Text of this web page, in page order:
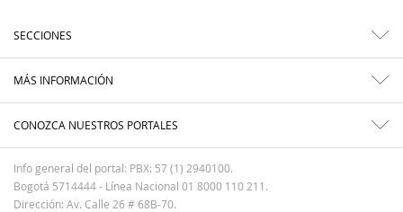
SECCIONES
MÁS INFORMACIÓN
CONOZCA NUESTROS PORTALES
Info general del portal: PBX: 57 (1) 2940100.
Bogotá 5714444 - Línea Nacional 01 8000 110 211.
Dirección: Av. Calle 26 # 68B-70.